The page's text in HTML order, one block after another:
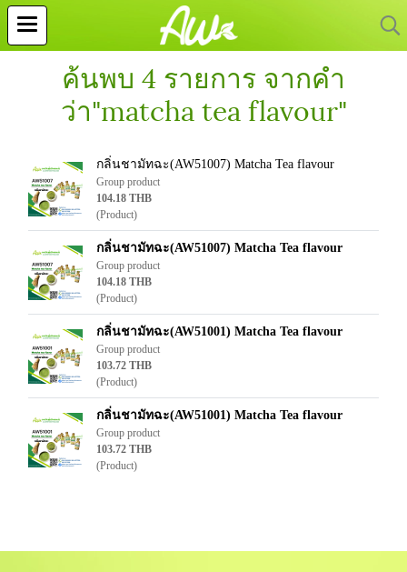
ค้นพบ 4 รายการ จากคำ
ว่า"matcha tea flavour"
กลิ่นชามัทฉะ(AW51007) Matcha Tea flavour
Group product
104.18 THB
(Product)
กลิ่นชามัทฉะ(AW51007) Matcha Tea flavour
Group product
104.18 THB
(Product)
กลิ่นชามัทฉะ(AW51001) Matcha Tea flavour
Group product
103.72 THB
(Product)
กลิ่นชามัทฉะ(AW51001) Matcha Tea flavour
Group product
103.72 THB
(Product)